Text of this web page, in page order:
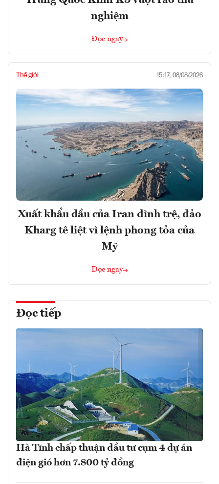
nghiệm
Đọc ngay
Thế giới 15:17, 08/08/2026
Xuất khẩu dầu của Iran đình trệ, đảo
Kharg tê liệt vì lệnh phong tỏa của
Mỹ
Đọc ngay
Đọc tiếp
Hà Tĩnh chấp thuận đầu tư cụm 4 dự án
điện gió hơn 7.800 tỷ đồng